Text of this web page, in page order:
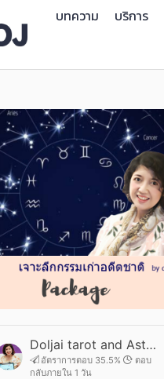
บทความ บริการ
Doljai tarot and Astro ครูสอนไพ่ทาโรต์
อัตราการตอบ 35.5%
ตอบ
กลับภายใน 1 วัน